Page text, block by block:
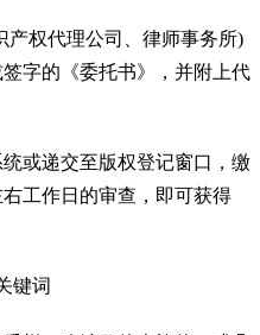
产权代理公司、律师事务所)
字的《委托书》，并附上代
或递交至版权登记窗口，缴
工作日的审查，即可获得